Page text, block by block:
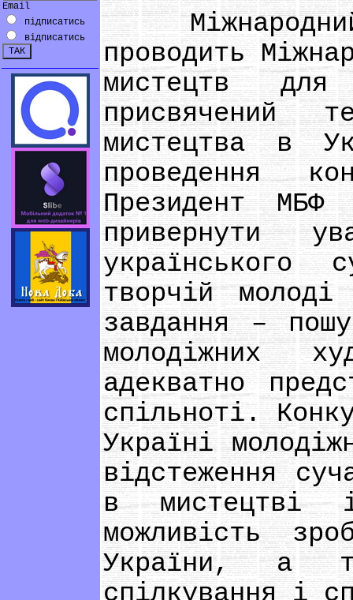
Email
підписатись
відписатись
Міжнародний
проводить
мистецтв для
присвячений
мистецтва в
проведення
Президент МБФ
привернути
українського
творчій
завдання –
молодіжних
адекватно
спільноті.
Україні
відстеження
в мистецтві
можливість
України, а
спілкування і